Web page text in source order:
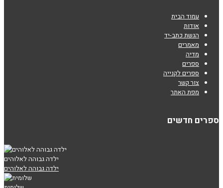
עמוד הבית
אודות
הגשת כתב-יד
מאמרים
מדיה
ספרים
ספרים לקנייה
צור קשר
מפת האתר
ספרים חדשים
ילדה גבוהה לאלוהים
ילדה גבוהה לאלוהים